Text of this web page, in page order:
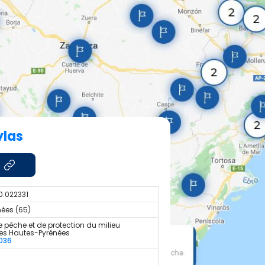
(65)
pêche et de protection du milieu
Hautes-Pyrénées